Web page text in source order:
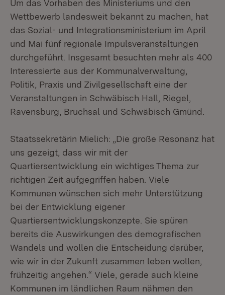
Um das Vorhaben des Ministeriums und den
Wettbewerb landesweit bekannt zu machen, hat
das Sozial- und Integrationsministerium im April
und Mai fünf regionale Impulsveranstaltungen
durchgeführt. Insgesamt besuchten mehr als 400
Interessierte aus der Kommunalverwaltung,
Politik, Praxis und Zivilgesellschaft eine der
Veranstaltungen in Schwäbisch Hall, Riegel,
Ravensburg, Bruchsal und Schwäbisch Gmünd.
Staatssekretärin Mielich: „Die große Resonanz hat
uns gezeigt, dass wir mit der
Quartiersentwicklung ein wichtiges Thema zur
richtigen Zeit aufgegriffen haben. Viele
Kommunen wünschen sich mehr Unterstützung
bei der Entwicklung eigener
Quartiersentwicklungskonzepte. Sie spüren
bereits die Auswirkungen des demografischen
Wandels und wollen die Entscheidung darüber,
wie wir in der Zukunft zusammen leben wollen,
frühzeitig angehen.“ Viele, gerade auch kleine
Kommunen im ländlichen Raum nähmen den